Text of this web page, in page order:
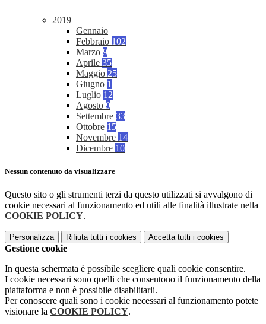
2019
Gennaio
Febbraio 102
Marzo 9
Aprile 35
Maggio 25
Giugno 1
Luglio 12
Agosto 9
Settembre 33
Ottobre 15
Novembre 14
Dicembre 10
Nessun contenuto da visualizzare
Questo sito o gli strumenti terzi da questo utilizzati si avvalgono di
cookie necessari al funzionamento ed utili alle finalità illustrate nella
COOKIE POLICY.
Personalizza Rifiuta tutti i cookies Accetta tutti i cookies
Gestione cookie
In questa schermata è possibile scegliere quali cookie consentire.
I cookie necessari sono quelli che consentono il funzionamento della
piattaforma e non è possibile disabilitarli.
Per conoscere quali sono i cookie necessari al funzionamento potete
visionare la COOKIE POLICY.